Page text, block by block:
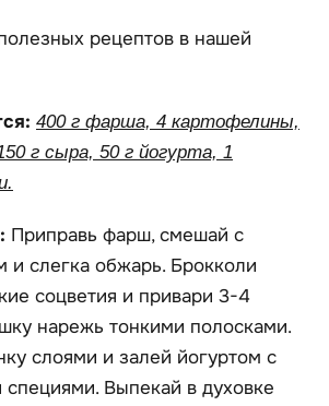
рецептов в нашей
400 г фарша, 4 картофелины,
г сыра, 50 г йогурта, 1
Приправь фарш, смешай с
и слегка обжарь. Брокколи
соцветия и привари 3-4
нарежь тонкими полосками.
слоями и залей йогуртом с
Выпекай в духовке